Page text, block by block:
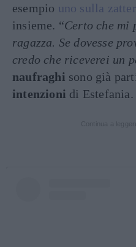
esempio uno sulla
insieme. “Certo che mi
ragazza. Se dovesse
credo che riceverei un
naufraghi sono già
intenzioni di Estefania.